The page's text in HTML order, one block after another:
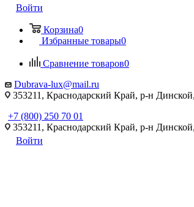
Войти
Корзина0
Избранные товары0
Сравнение товаров0
Dubrava-lux@mail.ru
353211, Краснодарский Край, р-н
+7 (800) 250 70 01
353211, Краснодарский Край, р-н
Войти